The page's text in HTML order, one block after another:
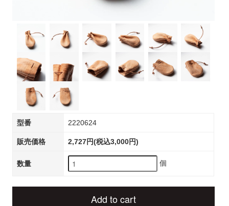
型番 2220624
販売価格 2,727円(税込3,000円)
数量 個
Add to cart